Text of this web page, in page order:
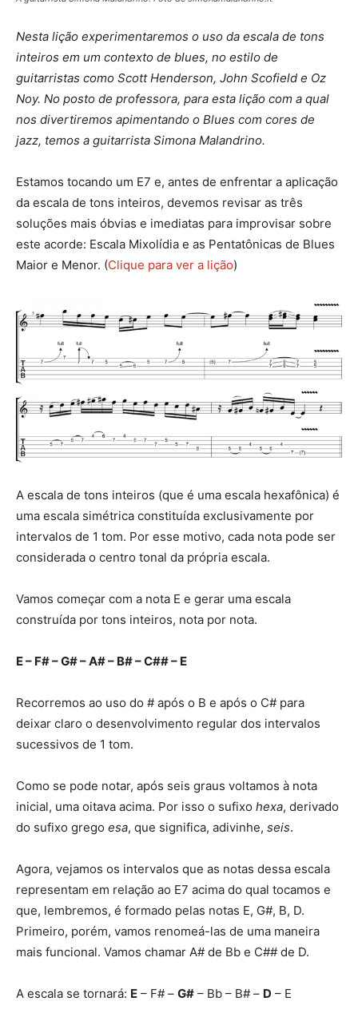
Nesta lição experimentaremos o uso da escala de tons
inteiros em um contexto de blues, no estilo de
guitarristas como Scott Henderson, John Scofield e Oz
Noy. No posto de professora, para esta lição com a qual
nos divertiremos apimentando o Blues com cores de
jazz, temos a guitarrista Simona Malandrino.
Estamos tocando um E7 e, antes de enfrentar a aplicação
da escala de tons inteiros, devemos revisar as três
soluções mais óbvias e imediatas para improvisar sobre
este acorde: Escala Mixolídia e as Pentatônicas de Blues
Maior e Menor. (Clique para ver a lição)
A escala de tons inteiros (que é uma escala hexafônica) é
uma escala simétrica constituída exclusivamente por
intervalos de 1 tom. Por esse motivo, cada nota pode ser
considerada o centro tonal da própria escala.
Vamos começar com a nota E e gerar uma escala
construída por tons inteiros, nota por nota.
E – F# – G# – A# – B# – C## – E
Recorremos ao uso do # após o B e após o C# para
deixar claro o desenvolvimento regular dos intervalos
sucessivos de 1 tom.
Como se pode notar, após seis graus voltamos à nota
inicial, uma oitava acima. Por isso o sufixo hexa, derivado
do sufixo grego esa, que significa, adivinhe, seis.
Agora, vejamos os intervalos que as notas dessa escala
representam em relação ao E7 acima do qual tocamos e
que, lembremos, é formado pelas notas E, G#, B, D.
Primeiro, porém, vamos renomeá-las de uma maneira
mais funcional. Vamos chamar A# de Bb e C## de D.
A escala se tornará: E – F# – G# – Bb – B# – D – E